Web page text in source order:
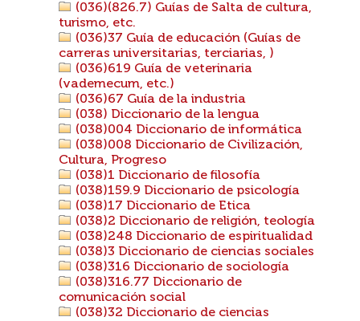
(036)(826.7) Guías de Salta de cultura,
turismo, etc.
(036)37 Guía de educación (Guías de
carreras universitarias, terciarias, )
(036)619 Guía de veterinaria
(vademecum, etc.)
(036)67 Guía de la industria
(038) Diccionario de la lengua
(038)004 Diccionario de informática
(038)008 Diccionario de Civilización,
Cultura, Progreso
(038)1 Diccionario de filosofía
(038)159.9 Diccionario de psicología
(038)17 Diccionario de Etica
(038)2 Diccionario de religión, teología
(038)248 Diccionario de espiritualidad
(038)3 Diccionario de ciencias sociales
(038)316 Diccionario de sociología
(038)316.77 Diccionario de
comunicación social
(038)32 Diccionario de ciencias